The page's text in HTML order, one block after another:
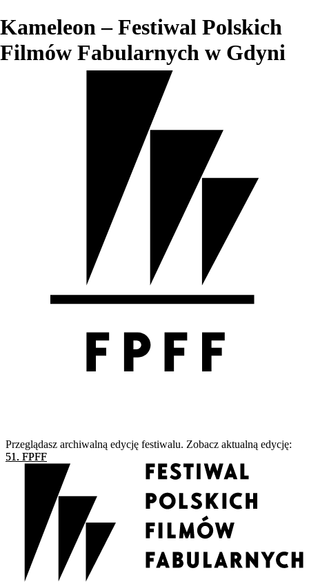
Kameleon – Festiwal Polskich
Filmów Fabularnych w Gdyni
Przeglądasz archiwalną edycję festiwalu. Zobacz aktualną edycję:
51. FPFF